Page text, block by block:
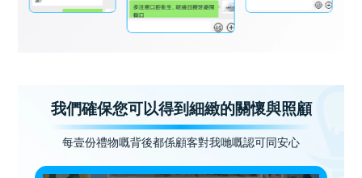
我們確保您可以得到細緻的關懷與照顧
每壹份禮物嘅背後都係顧客對我哋嘅認可同安心